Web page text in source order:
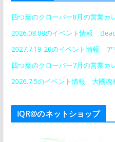
四つ葉のクローバー8月の営業カ
2026.08.08のイベント情報
2027.7.19-20のイベント情報 ア
四つ葉のクローバー7月の営業カ
2026.7.5のイベント情報 大國魂
iQR@のネットショップ